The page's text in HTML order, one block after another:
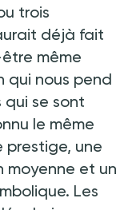
trois
déjà fait
même
qui nous pend
qui se sont
le même
prestige, une
moyenne et un
Les